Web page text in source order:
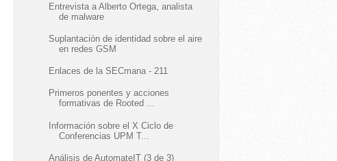
Entrevista a Alberto Ortega, analista
de malware
Suplantación de identidad sobre el aire
en redes GSM
Enlaces de la SECmana - 211
Primeros ponentes y acciones
formativas de Rooted ...
Información sobre el X Ciclo de
Conferencias UPM T...
Análisis de AutomateIT (3 de 3)